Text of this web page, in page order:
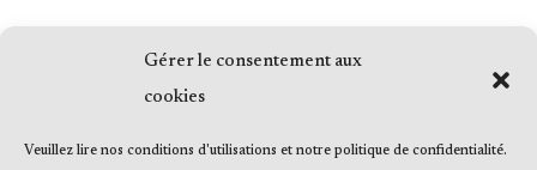
Gérer le consentement aux
cookies
Veuillez lire nos conditions d'utilisations et notre politique de confidentialité.